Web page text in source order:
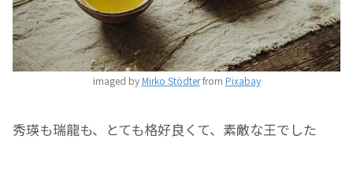
imaged byMirko Stödterfrom Pixabay
秀瑛も瑞龍も、とても格好良くて、素敵な王でした